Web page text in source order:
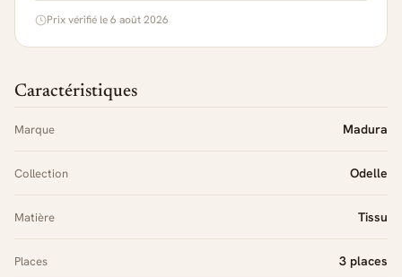
Prix vérifié le 6 août 2026
Caractéristiques
Marque Madura
Collection Odelle
Matière Tissu
Places 3 places